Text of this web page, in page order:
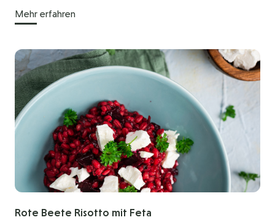
Mehr erfahren
Rote Beete Risotto mit Feta